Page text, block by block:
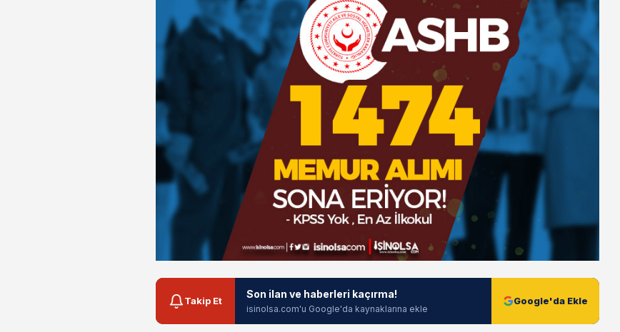
Takip Et
Son ilan ve haberleri kaçırma!
isinolsa.com'u Google'da kaynaklarına ekle
Google'da Ekle